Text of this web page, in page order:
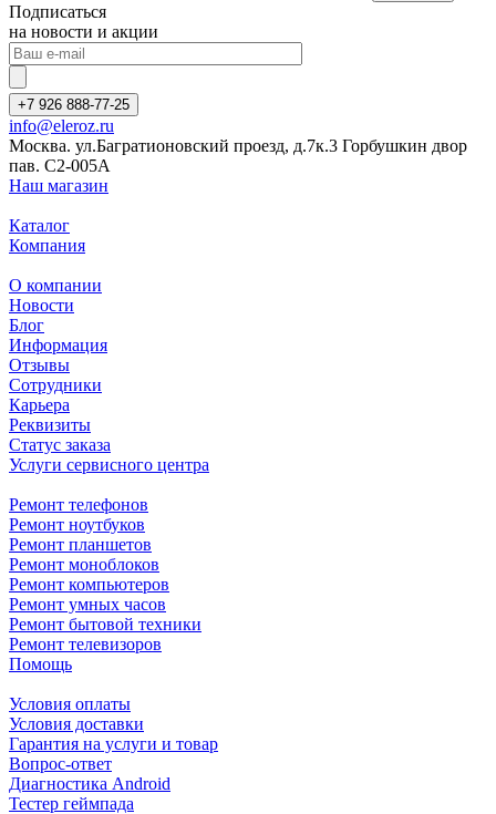
Подписаться
на новости и акции
+7 926 888-77-25
info@eleroz.ru
Москва. ул.Багратионовский проезд, д.7к.3 Горбушкин двор
пав. C2-005A
Наш магазин
Каталог
Компания
О компании
Новости
Блог
Информация
Отзывы
Сотрудники
Карьера
Реквизиты
Статус заказа
Услуги сервисного центра
Ремонт телефонов
Ремонт ноутбуков
Ремонт планшетов
Ремонт моноблоков
Ремонт компьютеров
Ремонт умных часов
Ремонт бытовой техники
Ремонт телевизоров
Помощь
Условия оплаты
Условия доставки
Гарантия на услуги и товар
Вопрос-ответ
Диагностика Android
Тестер геймпада